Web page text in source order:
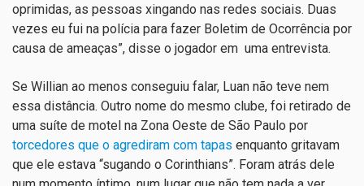
oprimidas, as pessoas xingando nas redes sociais. Duas
vezes eu fui na polícia para fazer Boletim de Ocorrência por
causa de ameaças”, disse o jogador em uma entrevista.
Se Willian ao menos conseguiu falar, Luan não teve nem
essa distância. Outro nome do mesmo clube, foi retirado de
uma suíte de motel na Zona Oeste de São Paulo por
torcedores que o agrediram com tapas enquanto gritavam
que ele estava “sugando o Corinthians”. Foram atrás dele